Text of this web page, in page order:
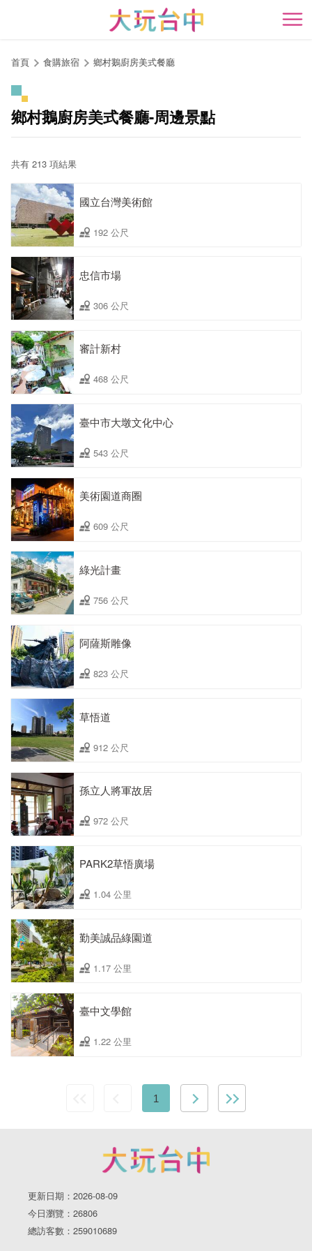
開
首頁 食購旅宿 鄉村鵝廚房美式餐廳
鄉村鵝廚房美式餐廳-周邊景點
共有 213 項結果
國立台灣美術館
192 公尺
忠信市場
306 公尺
審計新村
468 公尺
臺中市大墩文化中心
543 公尺
美術園道商圈
609 公尺
綠光計畫
756 公尺
阿薩斯雕像
823 公尺
草悟道
912 公尺
孫立人將軍故居
972 公尺
PARK2草悟廣場
1.04 公里
勤美誠品綠園道
1.17 公里
臺中文學館
1.22 公里
1
更新日期：2026-08-09
今日瀏覽：26806
總訪客數：259010689